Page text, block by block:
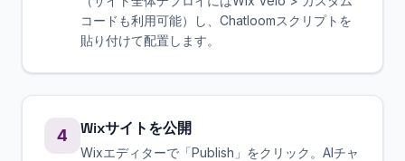
コードも利用可能）し、Chatloomスクリプトを
貼り付けて配置します。
4 Wixサイトを公開
Wixエディターで「Publish」をクリック。AIチャ